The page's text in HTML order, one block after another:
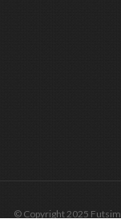
© Copyright 2025 Futsim.